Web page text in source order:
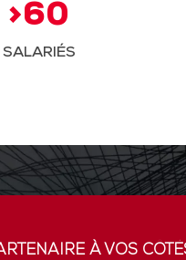
>60
SALARIÉS
À VOS